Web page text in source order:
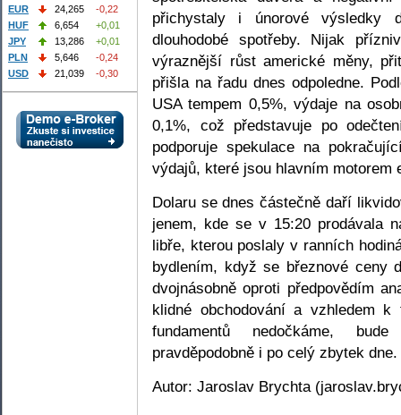
přichystaly i únorové výsledky
dlouhodobé spotřeby. Nijak
výraznější růst americké měny,
přišla na řadu dnes odpoledne.
USA tempem 0,5%, výdaje na
0,1%, což představuje po
podporuje spekulace na
výdajů, které jsou hlavním motorem
Dolaru se dnes částečně daří
jenem, kde se v 15:20 prodávala
libře, kterou poslaly v ranních
bydlením, když se březnové ceny
dvojnásobně oproti předpovědím
klidné obchodování a vzhledem
fundamentů nedočkáme,
pravděpodobně i po celý zbytek dne.
Autor: Jaroslav Brychta
EUR 24,265
-0,22
HUF
6,654
+0,01
JPY
13,286
+0,01
PLN
5,646
-0,24
USD
21,039 -0,30